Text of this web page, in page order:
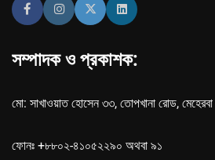
সম্পাদক ও প্রকাশক:
মো: সাখাওয়াত হোসেন ৩৩, তোপখানা রোড,
ফোনঃ +৮৮০২-৪১০৫২২৯০ অথবা ৯১